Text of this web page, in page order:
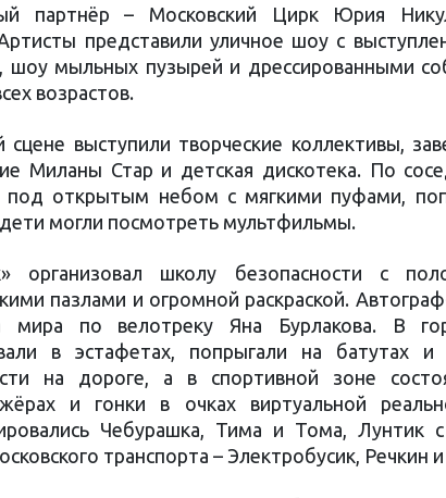
партнёр – Московский Цирк Юрия
представили уличное шоу с
шоу мыльных пузырей и дрессированными
возрастов.
сцене выступили творческие коллективы,
Миланы Стар и детская дискотека. По
под открытым небом с мягкими пуфами,
дети могли посмотреть мультфильмы.
организовал школу безопасности с
пазлами и огромной раскраской.
мира по велотреку Яна Бурлакова. В
в эстафетах, попрыгали на батутах
на дороге, а в спортивной зоне
и гонки в очках виртуальной
Чебурашка, Тима и Тома, Лунтик
транспорта – Электробусик, Речкин